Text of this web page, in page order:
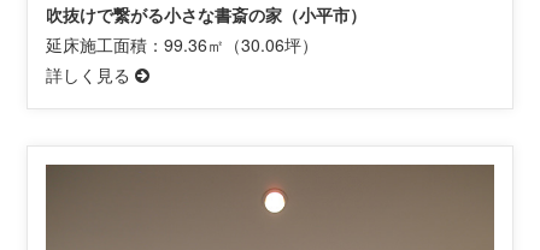
吹抜けで繋がる小さな書斎の家（小平市）
延床施工面積：99.36㎡（30.06坪）
詳しく見る